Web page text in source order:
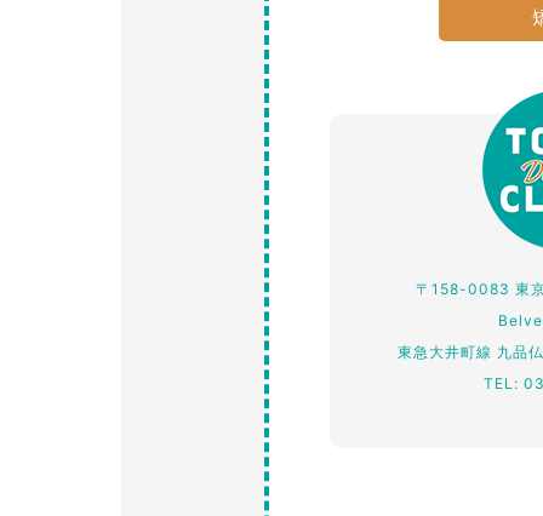
〒158-0083 東
東急大井町線 九品
TEL: